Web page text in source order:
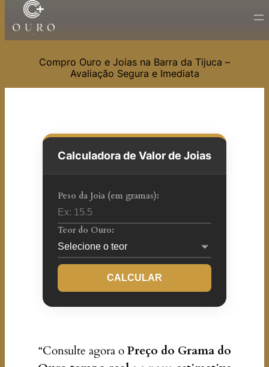
Pular
para
conteúdoCompro Ouro e Joias na Barra da Tijuca –
Avaliação Segura e Imediata
Calculadora de Valor de Joias
Peso da Joia (em gramas):
Teor do Ouro:
CALCULAR
“Consulte agora oPreço do Grama do